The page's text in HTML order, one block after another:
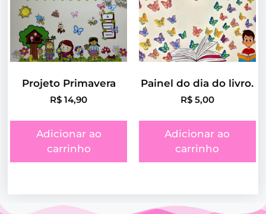
Projeto Primavera
R$ 14,90
Adicionar ao
carrinho
Painel do dia do livro.
R$5,00
Adicionar ao
carrinho